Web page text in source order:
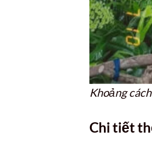
Khoảng
Chi tiết